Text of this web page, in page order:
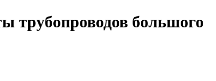
трубопроводов большого